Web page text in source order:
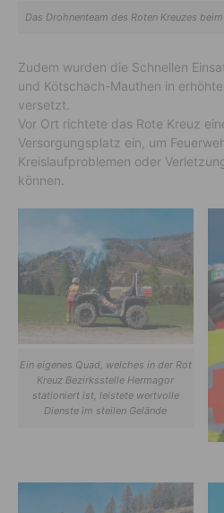
Das Drohnenteam des Roten Kreuzes
Zudem wurden die Schnellen
und Kötschach-Mauthen in
versetzt.
Vor Ort richtete das Rote Kreuz
Versorgungsplatz ein, um
Kreislaufproblemen oder
können.
Ein eigenes Quad, welches in der Rot
Kreuz Bezirksstelle Hermagor
stationiert ist, leistete wertvolle
Dienste im steilen Gelände